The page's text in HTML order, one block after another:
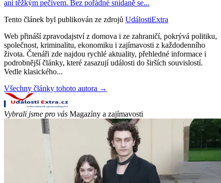
ani těžkým pečivem. Bez pořádné snídaně se...
Tento článek byl publikován ze zdrojů UdálostiExtra
Web přináší zpravodajství z domova i ze zahraničí, pokrývá politiku,
společnost, kriminalitu, ekonomiku i zajímavosti z každodenního
života. Čtenáři zde najdou rychlé aktuality, přehledné informace i
podrobnější články, které zasazují události do širších souvislostí.
Vedle klasického...
Všechny články tohoto autora →
Vybrali jsme pro vás Magazíny a zajímavosti